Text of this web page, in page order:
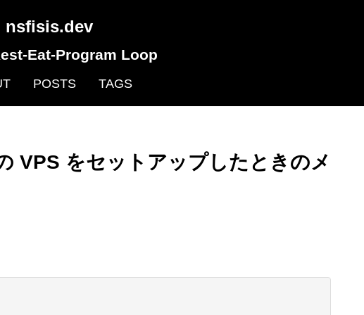
nsfisis.dev
Eat-Program Loop
POSTS TAGS
VPS をセットアップしたときのメ